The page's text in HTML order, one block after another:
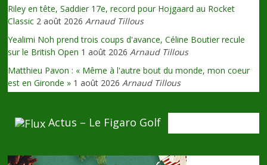
Riley en tête, Saddier 17e, record pour Hojgaard au Rocket
Classic 2 août 2026 Arnaud Tillous
Yealimi Noh prend trois coups d'avance, Céline Boutier recule
sur le British Open 1 août 2026 Arnaud Tillous
Matthieu Pavon : « Même à l'autre bout du monde, mon coeur
est en Gironde » 1 août 2026 Arnaud Tillous
Actus – Le Figaro Golf